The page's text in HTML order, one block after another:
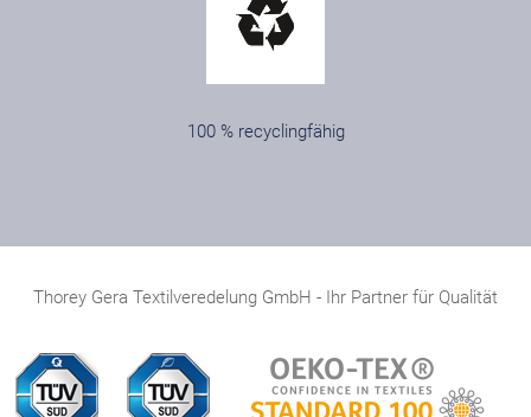
100 % recyclingfähig
Thorey Gera Textilveredelung GmbH - Ihr Partner für Qualität